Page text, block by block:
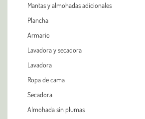
Mantas y almohadas adicionales
Plancha
Armario
Lavadora y secadora
Lavadora
Ropa de cama
Secadora
Almohada sin plumas